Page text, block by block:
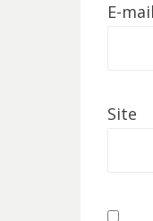
E-mail
Site